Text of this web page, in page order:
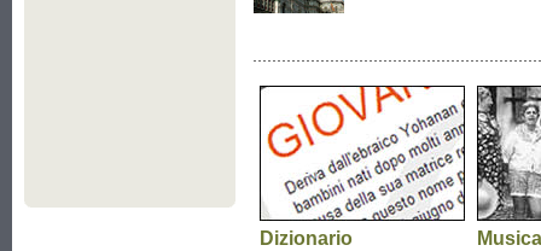
Dizionario
Musica